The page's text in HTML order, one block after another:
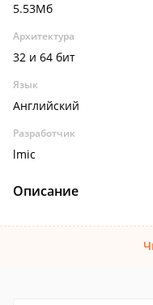
5.53Мб
Архитектура
32 и 64 бит
Язык
Английский
Разработчик
lmic
Описание